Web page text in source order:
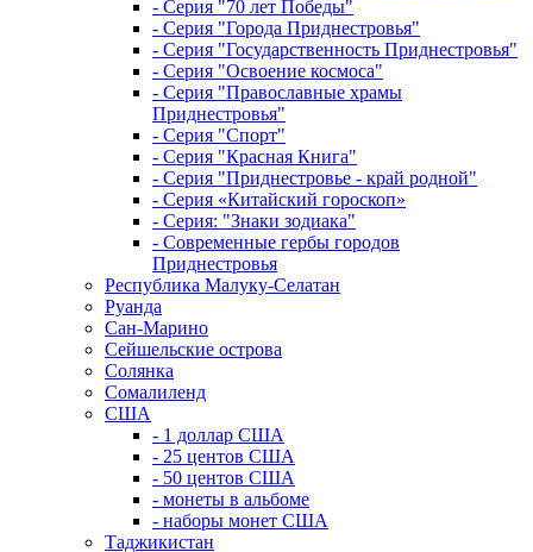
- Серия "70 лет Победы"
- Серия "Города Приднестровья"
- Серия "Государственность Приднестровья"
- Серия "Освоение космоса"
- Серия "Православные храмы
Приднестровья"
- Серия "Спорт"
- Серия "Красная Книга"
- Серия "Приднестровье - край родной"
- Серия «Китайский гороскоп»
- Серия: "Знаки зодиака"
- Современные гербы городов
Приднестровья
Республика Малуку-Селатан
Руанда
Сан-Марино
Сейшельские острова
Солянка
Сомалиленд
США
- 1 доллар США
- 25 центов США
- 50 центов США
- монеты в альбоме
- наборы монет США
Таджикистан